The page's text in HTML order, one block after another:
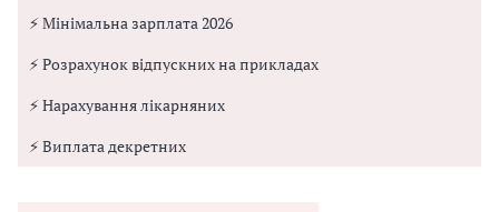
⚡ Мінімальна зарплата 2026
⚡ Розрахунок відпускних на прикладах
⚡ Нарахування лікарняних
⚡ Виплата декретних